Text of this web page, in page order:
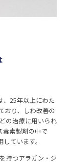
、25年以上にわた
おり、しわ改善の
の治療に用いられ
毒素製剤の中で
ています。
持つアラガン・ジ